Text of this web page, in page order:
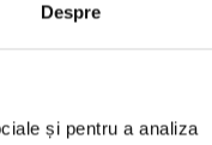
Despre
și pentru a analiza